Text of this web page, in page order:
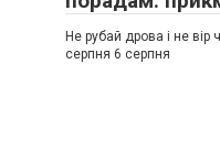
Не рубай дрова і не
серпня 6 серпня